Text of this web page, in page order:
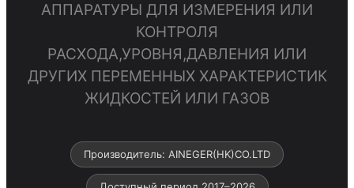
АППАРАТУРЫ ДЛЯ ИЗМЕРЕНИЯ ИЛИ
КОНТРОЛЯ
РАСХОДА,УРОВНЯ,ДАВЛЕНИЯ ИЛИ
ДРУГИХ ПЕРЕМЕННЫХ ХАРАКТЕРИСТИК
ЖИДКОСТЕЙ ИЛИ ГАЗОВ
Производитель: AINEGER(HK)CO.LTD